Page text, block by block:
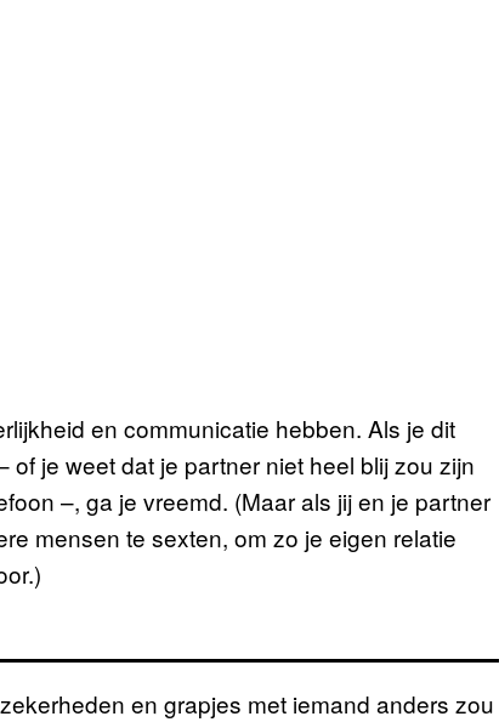
en communicatie hebben. Als je dit
je weet dat je partner niet heel blij zou zijn
–, ga je vreemd. (Maar als jij en je partner
mensen te sexten, om zo je eigen relatie
en grapjes met iemand anders zou